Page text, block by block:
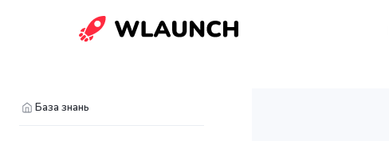
База знань